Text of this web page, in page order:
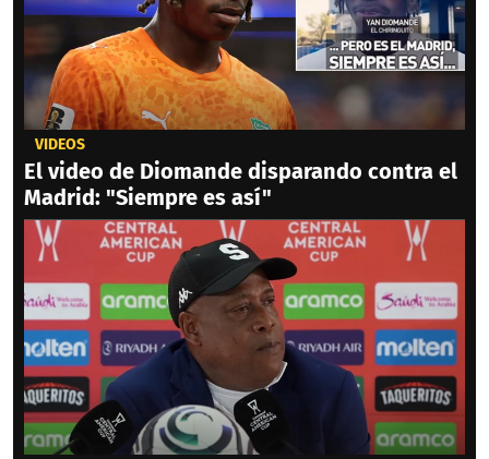
VIDEOS
El video de Diomande disparando contra el
Madrid: "Siempre es así"